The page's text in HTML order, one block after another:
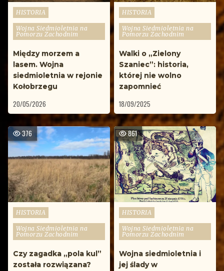
Opublikowane
w
HISTORIA
Wojna Siedmioletnia na
Pomorzu Zachodnim
Między morzem a
lasem. Wojna
siedmioletnia w rejonie
Kołobrzegu
20/05/2026
Opublikowane
w
HISTORIA
Wojna Siedmioletnia na
Pomorzu Zachodnim
Walki o „Zielony
Szaniec”: historia,
której nie wolno
zapomnieć
18/09/2025
376
Opublikowane
w
HISTORIA
Wojna Siedmioletnia na
Pomorzu Zachodnim
Czy zagadka „pola kul”
została rozwiązana?
861
Opublikowane
w
HISTORIA
Wojna Siedmioletnia na
Pomorzu Zachodnim
Wojna siedmioletnia i
jej ślady w